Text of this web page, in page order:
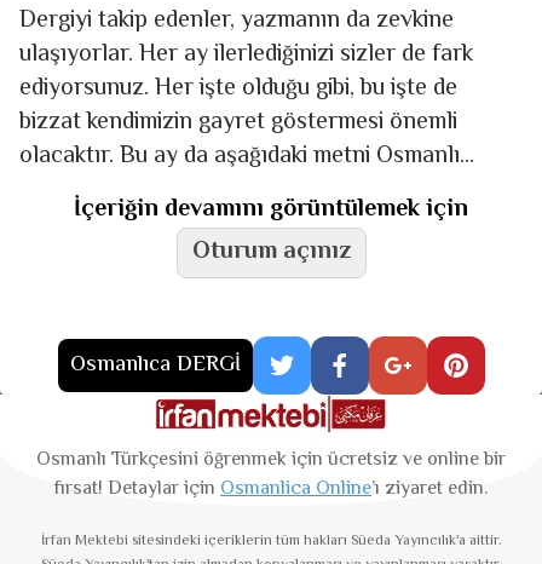
Dergiyi takip edenler, yazmanın da zevkine
ulaşıyorlar. Her ay ilerlediğinizi sizler de fark
ediyorsunuz. Her işte olduğu gibi, bu işte de
bizzat kendimizin gayret göstermesi önemli
olacaktır. Bu ay da aşağıdaki metni Osmanlı
Türkçesi/Kur’an harfleri
İçeriğin devamını görüntülemek için
Oturum açınız
Osmanlıca DERGİ
Osmanlı Türkçesini öğrenmek için ücretsiz ve online bir
fırsat! Detaylar için Osmanlica Online’ı ziyaret edin.
İrfan Mektebi sitesindeki içeriklerin tüm hakları Süeda Yayıncılık'a aittir.